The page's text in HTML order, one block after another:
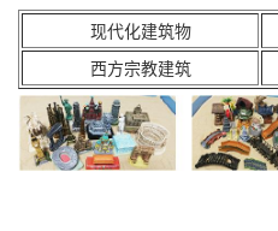
现代化建筑物
西方宗教建筑